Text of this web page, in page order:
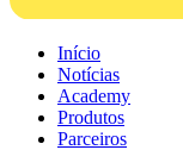
Início
Notícias
Academy
Produtos
Parceiros